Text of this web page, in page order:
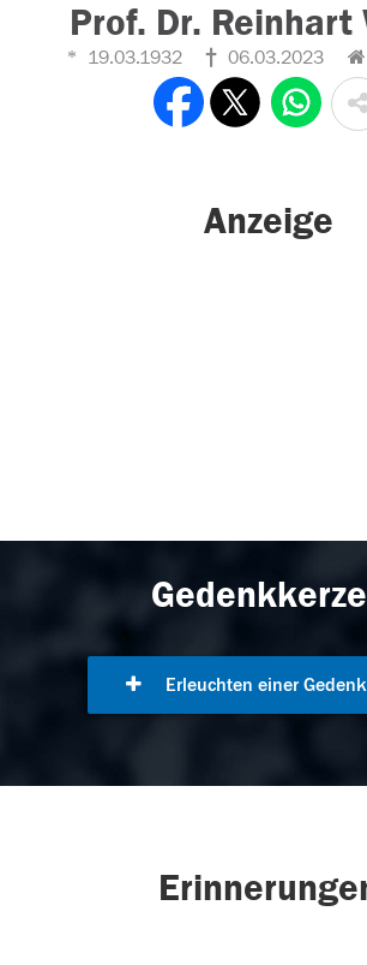
Prof. Dr. Reinhart
19.03.1932 06.03.2023
Anzeige
Erleuchten einer